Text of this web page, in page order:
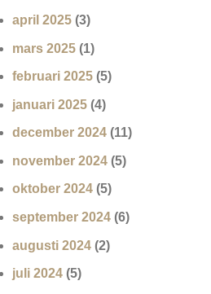
april 2025 (3)
mars 2025 (1)
februari 2025 (5)
januari 2025 (4)
december 2024 (11)
november 2024 (5)
oktober 2024 (5)
september 2024 (6)
augusti 2024 (2)
juli 2024 (5)